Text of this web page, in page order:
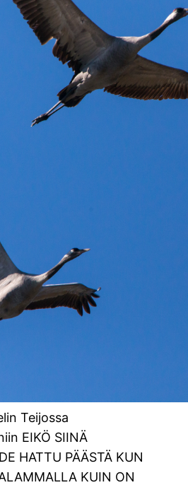
Teijossa
EIKÖ SIINÄ
HATTU PÄÄSTÄ KUN
KUIN ON